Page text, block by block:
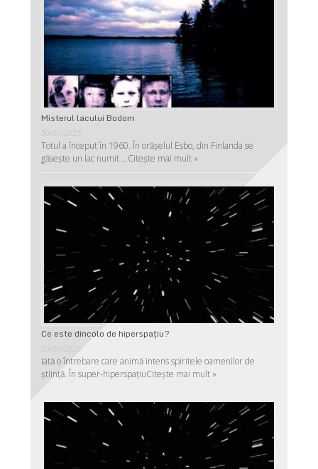
Misterul lacului Bodom
Totul a început în 1960. În orășelul Esbo, din Finlanda se
găsește un lac numit …Citește mai mult »
Ce este dincolo de hiperspaţiu?
29/06/2025
Iată o întrebare care animă intens spiritele oamenilor de
ştiinţă. În super-hiperspaţiuCitește mai mult »